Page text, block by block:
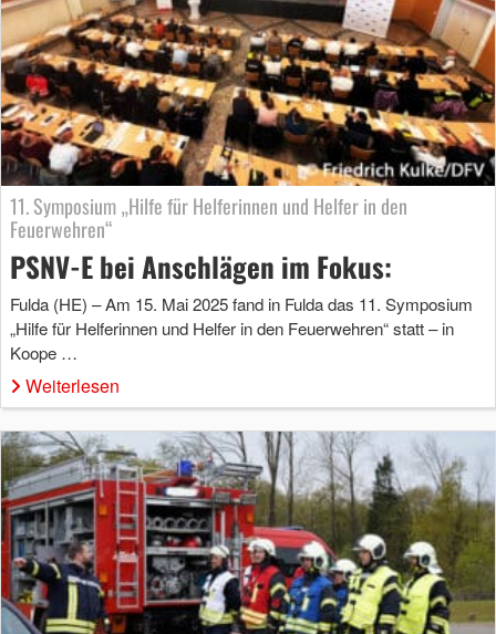
11. Symposium „Hilfe für Helferinnen und Helfer in den
Feuerwehren“
PSNV-E bei Anschlägen im Fokus:
Fulda (HE) – Am 15. Mai 2025 fand in Fulda das 11. Symposium
„Hilfe für Helferinnen und Helfer in den Feuerwehren“ statt – in
Koope …
Weiterlesen